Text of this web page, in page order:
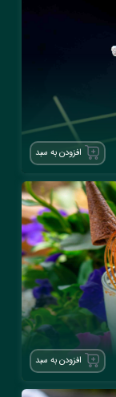
افزودن به سبد
افزودن به سبد